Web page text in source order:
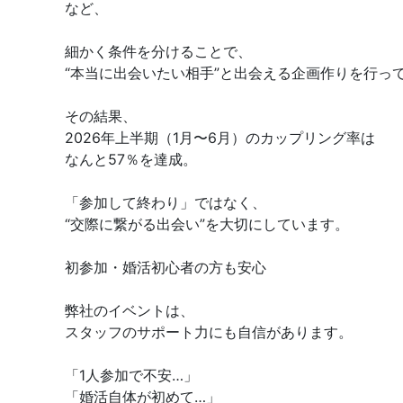
など、
細かく条件を分けることで、
“本当に出会いたい相手”と出会える企画作りを行っ
その結果、
2026年上半期（1月〜6月）のカップリング率は
なんと57％を達成。
「参加して終わり」ではなく、
“交際に繋がる出会い”を大切にしています。
初参加・婚活初心者の方も安心
弊社のイベントは、
スタッフのサポート力にも自信があります。
「1人参加で不安…」
「婚活自体が初めて…」